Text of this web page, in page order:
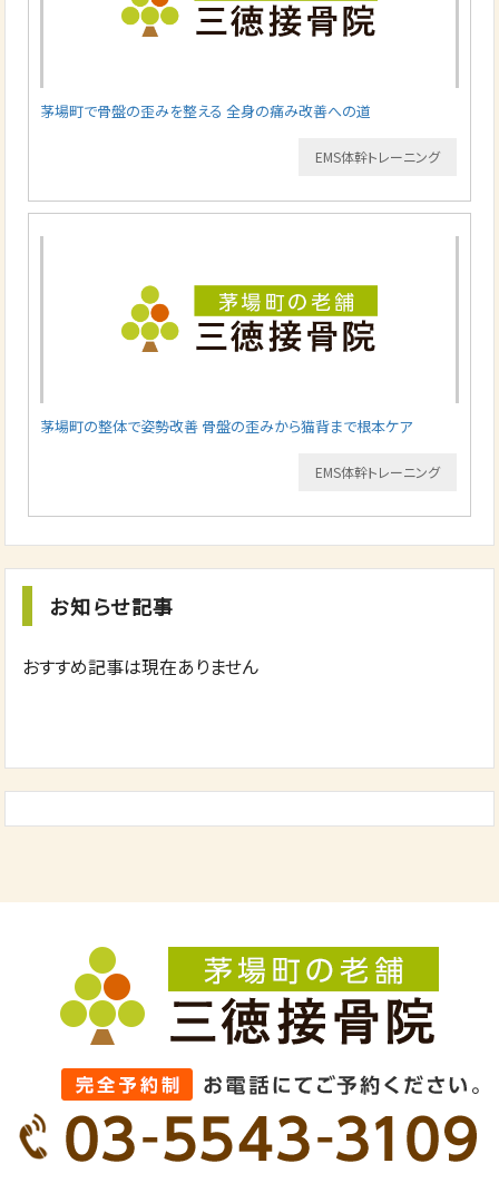
茅場町で骨盤の歪みを整える 全身の痛み改善への道
EMS体幹トレーニング
茅場町の整体で姿勢改善 骨盤の歪みから猫背まで根本ケア
EMS体幹トレーニング
お知らせ記事
おすすめ記事は現在ありません